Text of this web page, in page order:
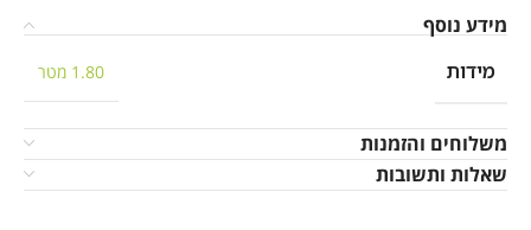
מידע נוסף
מידות
1.80 מטר
משלוחים והזמנות
שאלות ותשובות